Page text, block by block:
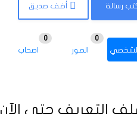
رسالة أضف صديق
الصور
0
اصحاب
0
التعريف حتى الآن